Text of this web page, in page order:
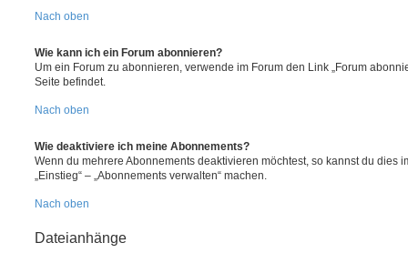
Nach oben
Wie kann ich ein Forum abonnieren?
Um ein Forum zu abonnieren, verwende im Forum den Link „Forum
Seite befindet.
Nach oben
Wie deaktiviere ich meine Abonnements?
Wenn du mehrere Abonnements deaktivieren möchtest, so kannst du dies
„Einstieg“ – „Abonnements verwalten“ machen.
Nach oben
Dateianhänge